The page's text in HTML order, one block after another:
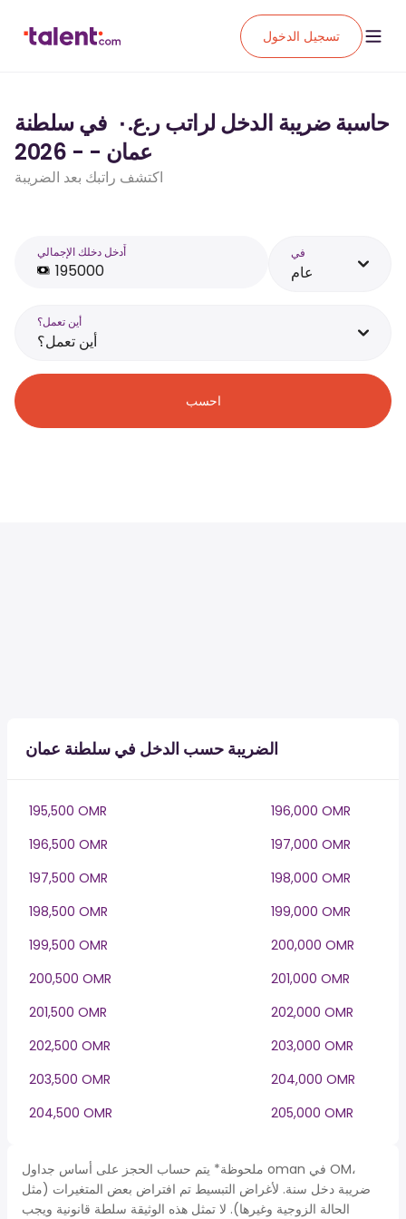
تسجيل الدخول
حاسبة ضريبة الدخل لراتب ر.ع.‏٠ ‏ في سلطنة
عمان - - 2026
اكتشف راتبك بعد الضريبة
أَدخل دخلك الإجمالي في
عام
أين تعمل؟
أين تعمل؟
احسب
الضريبة حسب الدخل في سلطنة عمان
195,500 OMR
196,000 OMR
196,500 OMR
197,000 OMR
197,500 OMR
198,000 OMR
198,500 OMR
199,000 OMR
199,500 OMR
200,000 OMR
200,500 OMR
201,000 OMR
201,500 OMR
202,000 OMR
202,500 OMR
203,000 OMR
203,500 OMR
204,000 OMR
204,500 OMR
205,000 OMR
ملحوظة* يتم حساب الحجز على أساس جداول oman في OM،
ضريبة دخل سنة. لأغراض التبسيط تم افتراض بعض المتغيرات (مثل
الحالة الزوجية وغيرها). لا تمثل هذه الوثيقة سلطة قانونية ويجب